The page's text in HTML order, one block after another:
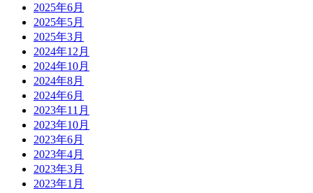
2025年6月
2025年5月
2025年3月
2024年12月
2024年10月
2024年8月
2024年6月
2023年11月
2023年10月
2023年6月
2023年4月
2023年3月
2023年1月